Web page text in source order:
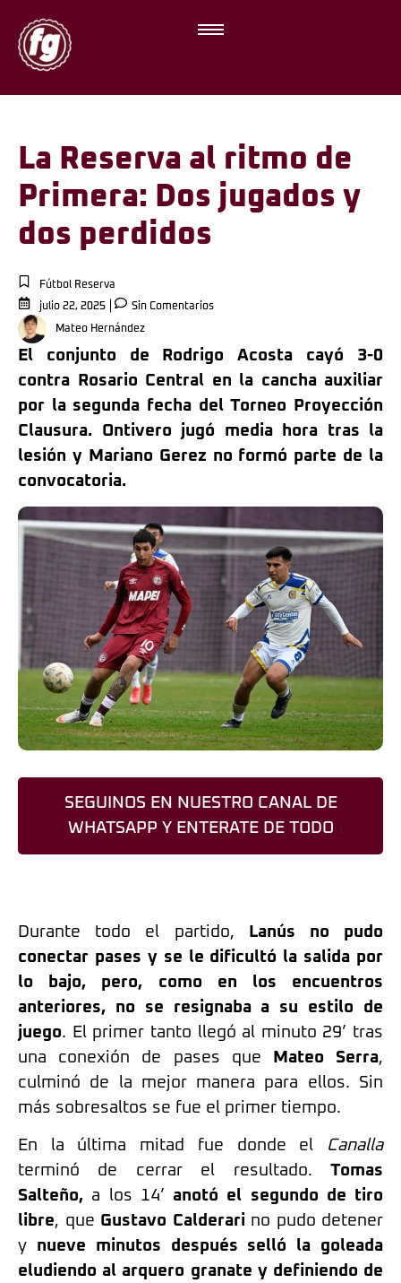
La Reserva al ritmo de
Primera: Dos jugados y
dos perdidos
Fútbol Reserva
julio 22, 2025
Sin Comentarios
Mateo Hernández
El conjunto de Rodrigo Acosta cayó 3-0
contra Rosario Central en la cancha auxiliar
por la segunda fecha del Torneo Proyección
Clausura. Ontivero jugó media hora tras la
lesión y Mariano Gerez no formó parte de la
convocatoria.
SEGUINOS EN NUESTRO CANAL DE
WHATSAPP Y ENTERATE DE TODO
Durante todo el partido, Lanús no pudo
conectar pases y se le dificultó la salida por
lo bajo, pero, como en los encuentros
anteriores, no se resignaba a su estilo de
juego. El primer tanto llegó al minuto 29’ tras
una conexión de pases que
Mateo Serra,
culminó de la mejor manera para ellos. Sin
más sobresaltos se fue el primer tiempo.
En la última mitad fue donde el
Canalla
terminó de cerrar el resultado. Tomas
Salteño, a los 14’ anotó el segundo de tiro
libre, que Gustavo Calderari no pudo detener
y nueve minutos después selló la goleada
eludiendo al arquero granate y definiendo de